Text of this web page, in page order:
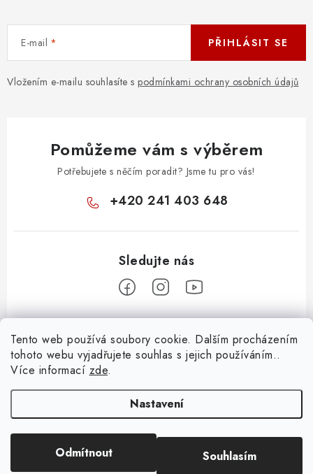
Tento web používá soubory cookie. Dalším procházením
tohoto webu vyjadřujete souhlas s jejich používáním..
Více informací zde.
Nastavení
Odmítnout Souhlasím
E-mail
Vložením e-mailu souhlasíte s podmínkami ochrany osobních údajů
PŘIHLÁSIT SE
Pomůžeme vám s výběrem
Potřebujete s něčím poradit? Jsme tu pro vás!
+420 241 403 648
Z
Informace pro vás
KONTAKTY
BLOG
Copyright 2026Huml Music . Všechna práva vyhrazena.